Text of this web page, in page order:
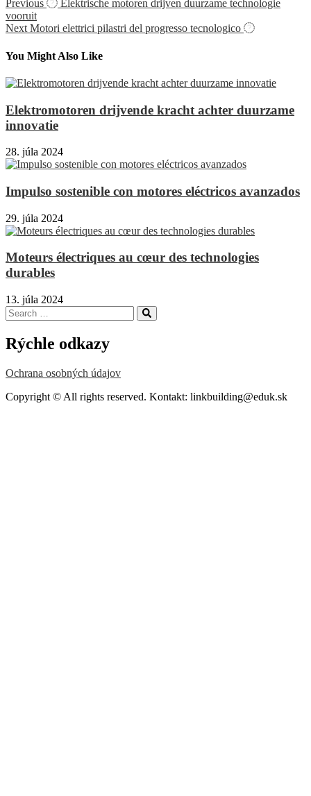
Navigácia
v
Previous
Elektrische motoren drijven duurzame technologie
vooruit
Next Motori elettrici pilastri del progresso tecnologico
You Might Also Like
Elektromotoren drijvende kracht achter duurzame
innovatie
28. júla 2024
Impulso sostenible con motores eléctricos avanzados
29. júla 2024
Moteurs électriques au cœur des technologies
durables
13. júla 2024
Search
for:
Search
Rýchle odkazy
Ochrana osobných údajov
Copyright © All rights reserved. Kontakt: linkbuilding@eduk.sk